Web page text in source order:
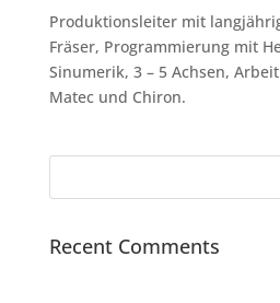
Produktionsleiter mit
Fräser, Programmierung mit
Sinumerik, 3 – 5 Achsen,
Matec und Chiron.
Recent Comments